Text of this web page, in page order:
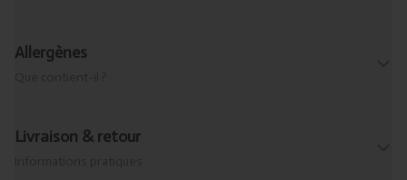
Allergènes
Livraison & retour